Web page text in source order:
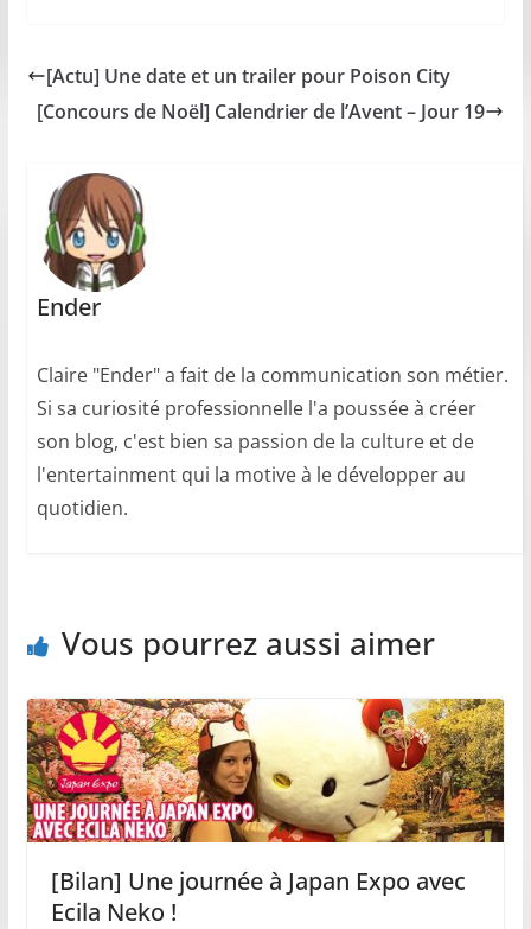
[Actu] Une date et un trailer pour Poison City
[Concours de Noël] Calendrier de l’Avent – Jour 19
Ender
Claire "Ender" a fait de la communication son métier.
Si sa curiosité professionnelle l'a poussée à créer
son blog, c'est bien sa passion de la culture et de
l'entertainment qui la motive à le développer au
quotidien.
Vous pourrez aussi aimer
[Bilan] Une journée à Japan Expo avec
Ecila Neko !